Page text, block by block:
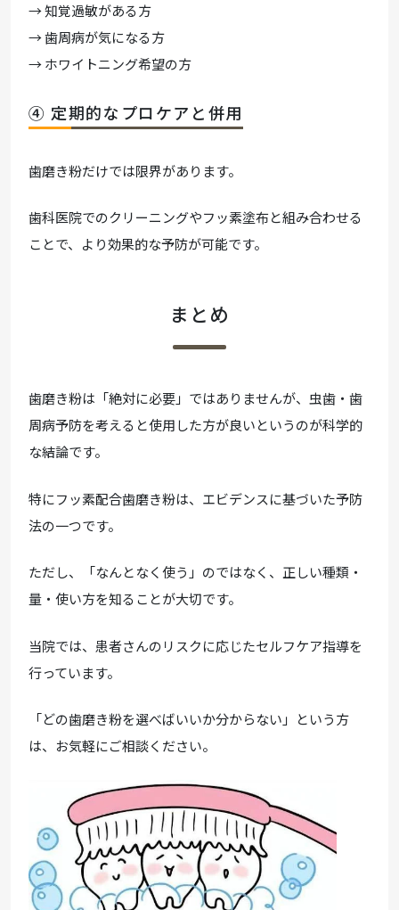
→ 知覚過敏がある方
→ 歯周病が気になる方
→ ホワイトニング希望の方
④ 定期的なプロケアと併用
歯磨き粉だけでは限界があります。
歯科医院でのクリーニングやフッ素塗布と組み合わせる
ことで、より効果的な予防が可能です。
まとめ
歯磨き粉は「絶対に必要」ではありませんが、虫歯・歯
周病予防を考えると使用した方が良いというのが科学的
な結論です。
特にフッ素配合歯磨き粉は、エビデンスに基づいた予防
法の一つです。
ただし、「なんとなく使う」のではなく、正しい種類・
量・使い方を知ることが大切です。
当院では、患者さんのリスクに応じたセルフケア指導を
行っています。
「どの歯磨き粉を選べばいいか分からない」という方
は、お気軽にご相談ください。